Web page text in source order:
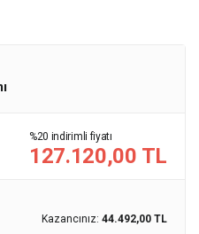
%20 indirimli fiyatı
127.120,00 TL
Kazancınız: 44.492,00 TL